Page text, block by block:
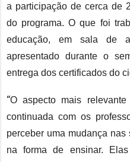
a participação de cerca de
do programa. O que foi
educação, em sala de
apresentado durante o
entrega dos certificados do
“O aspecto mais
continuada com os
perceber uma mudança
na forma de ensinar.